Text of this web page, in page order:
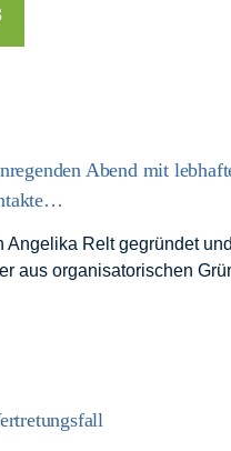
Abend mit
Relt gegründet
aus organisatorischen